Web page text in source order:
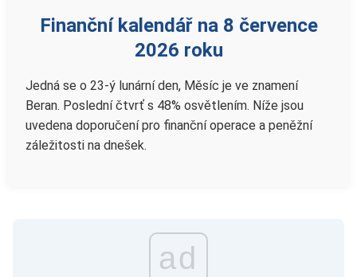
Finanční kalendář na 8 července
2026 roku
Jedná se o 23-ý lunární den, Měsíc je ve znamení
Beran. Poslední čtvrť s 48% osvětlením. Níže jsou
uvedena doporučení pro finanční operace a peněžní
záležitosti na dnešek.
ad